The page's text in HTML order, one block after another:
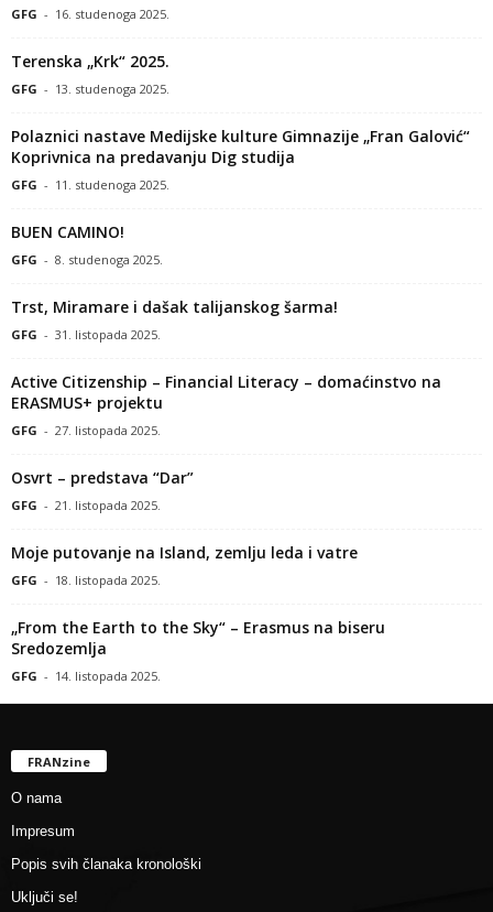
GFG - 16. studenoga 2025.
Terenska „Krk“ 2025.
GFG - 13. studenoga 2025.
Polaznici nastave Medijske kulture Gimnazije „Fran Galović“
Koprivnica na predavanju Dig studija
GFG - 11. studenoga 2025.
BUEN CAMINO!
GFG - 8. studenoga 2025.
Trst, Miramare i dašak talijanskog šarma!
GFG - 31. listopada 2025.
Active Citizenship – Financial Literacy – domaćinstvo na
ERASMUS+ projektu
GFG - 27. listopada 2025.
Osvrt – predstava “Dar”
GFG - 21. listopada 2025.
Moje putovanje na Island, zemlju leda i vatre
GFG - 18. listopada 2025.
„From the Earth to the Sky“ – Erasmus na biseru
Sredozemlja
GFG - 14. listopada 2025.
FRANzine
O nama
Impresum
Popis svih članaka kronološki
Uključi se!